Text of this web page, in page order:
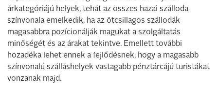
árkategóriájú helyek, tehát az összes hazai szálloda
színvonala emelkedik, ha az ötcsillagos szállodák
magasabbra pozícionálják magukat a szolgáltatás
minőségét és az árakat tekintve. Emellett további
hozadéka lehet ennek a fejlődésnek, hogy a magasabb
színvonalú szálláshelyek vastagabb pénztárcájú turistákat
vonzanak majd.